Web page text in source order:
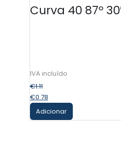
Curva 40 87º
€1.11
€0.78
Adicionar